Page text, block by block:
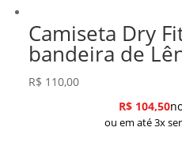
Camiseta Dry
bandeira de
R$ 110,00
R$104,50
ou em até 3x